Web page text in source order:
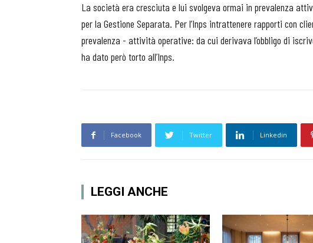
La società era cresciuta e lui svolgeva ormai in prevalenza
per la Gestione Separata. Per l’Inps intrattenere rapporti con
prevalenza - attività operative: da cui derivava l’obbligo di
ha dato però torto all’Inps.
Facebook Twitter Linkedin
LEGGI ANCHE